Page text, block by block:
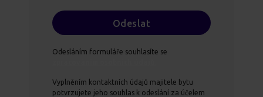
Odesláním formuláře souhlasíte se
Vyplněním kontaktních údajů majitele bytu
potvrzujete jeho souhlas k odeslání za účelem